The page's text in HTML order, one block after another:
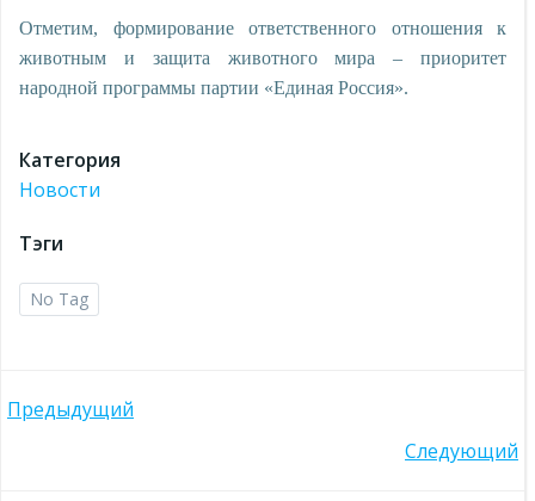
Отметим, формирование ответственного отношения к
животным и защита животного мира – приоритет
народной программы партии «Единая Россия».
Категория
Новости
Тэги
No Tag
Навигация
Предыдущий
Следующий